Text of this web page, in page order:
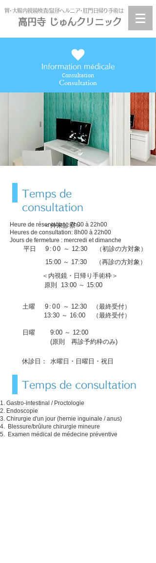
高円寺 じゅんクリニック
​胃･大腸内視鏡検査/鼠径ヘルニア･肛門日帰り手術は
高円寺 じゅんクリニック
Information médicale
Consultation
Consultation
Temps de
consultation
Heure de réservation : 7h00 à 22h00
Heures de consultation: 8h00 à 22h00
Jours de fermeture : mercredi et dimanche
＜外来診察＞
9:00 ～ 12:30
平日
（初診の方対象）
15:00 ～ 17:30
（再診の方対象）
＜内視鏡・日帰り手術枠＞
原則 13:00 ～ 15:00
土曜 9:00 ～ 12:30
（最終受付）
13:30 ～ 16:00
（最終受付）
日曜
9:00 ～ 12:00
(原則 再診予約枠のみ)
休診日： 水曜日・日曜日・ 祝日
Temps de consultation
Gastro-intestinal / Proctologie
Endoscopie
Chirurgie d'un jour (hernie inguinale / anus)
Blessure/brûlure chirurgie mineure
Examen médical de médecine préventive